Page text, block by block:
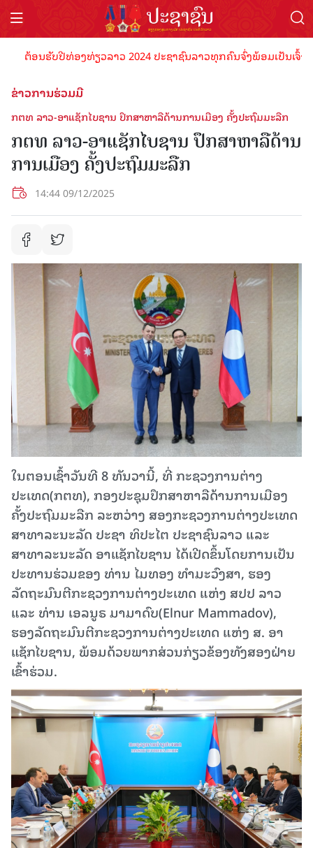
ຕ້ອນຮັບປີທ່ອງທ່ຽວລາວ 2024 ປະຊາຊົນລາວທຸກຄົນຈົ່ງພ້ອມເປັນເຈົ້າພາ
ຂ່າວການຮ່ວມມື
ກຕທ ລາວ-ອາແຊັກໄບຊານ ປຶກສາຫາລືດ້ານການເມືອງ ຄັ້ງປະຖົມມະລືກ
ກຕທ ລາວ-ອາແຊັກໄບຊານ ປຶກສາຫາລືດ້ານ
ການເມືອງ ຄັ້ງປະຖົມມະລືກ
14:44 09/12/2025
ໃນຕອນເຊົ້າວັນທີ 8 ທັນວານີ້, ທີ່ ກະຊວງການຕ່າງ
ປະເທດ(ກຕທ), ກອງປະຊຸມປຶກສາຫາລືດ້ານການເມືອງ
ຄັ້ງປະຖົມມະລືກ ລະຫວ່າງ ສອງກະຊວງການຕ່າງປະເທດ
ສາທາລະນະລັດ ປະຊາ ທິປະໄຕ ປະຊາຊົນລາວ ແລະ
ສາທາລະນະລັດ ອາແຊັກໄບຊານ ໄດ້ເປີດຂຶ້ນໂດຍການເປັນ
ປະທານຮ່ວມຂອງ ທ່ານ ໄມທອງ ທໍາມະວົງສາ, ຮອງ
ລັດຖະມົນຕີກະຊວງການຕ່າງປະເທດ ແຫ່ງ ສປປ ລາວ
ແລະ ທ່ານ ເອລນູຣ ມາມາດົບ(Elnur Mammadov),
ຮອງລັດຖະມົນຕີກະຊວງການຕ່າງປະເທດ ແຫ່ງ ສ. ອາ
ແຊັກໄບຊານ, ພ້ອມດ້ວຍພາກສ່ວນກ່ຽວຂ້ອງທັງສອງຝ່າຍ
ເຂົ້າຮ່ວມ.